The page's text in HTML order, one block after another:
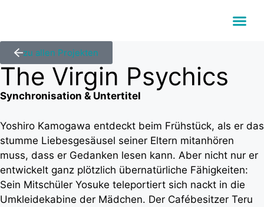
zu allen Projekten
The Virgin Psychics
Synchronisation & Untertitel
Yoshiro Kamogawa entdeckt beim Frühstück, als er das
stumme Liebesgesäusel seiner Eltern mitanhören
muss, dass er Gedanken lesen kann. Aber nicht nur er
entwickelt ganz plötzlich übernatürliche Fähigkeiten:
Sein Mitschüler Yosuke teleportiert sich nackt in die
Umkleidekabine der Mädchen. Der Cafébesitzer Teru